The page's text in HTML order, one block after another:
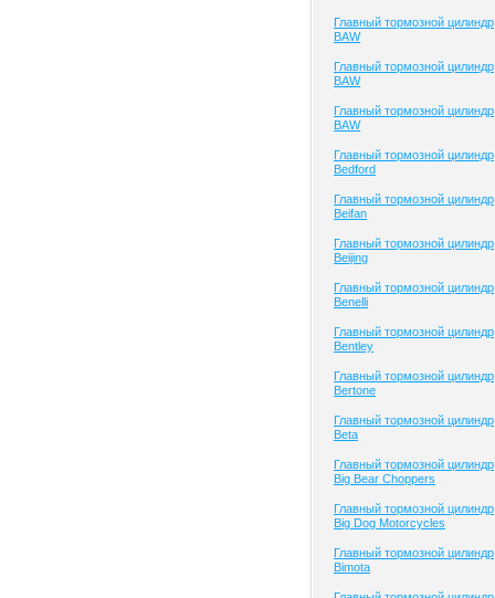
Главный тормозной цилиндр
BAW
Главный тормозной цилиндр
BAW
Главный тормозной цилиндр
BAW
Главный тормозной цилиндр
Bedford
Главный тормозной цилиндр
Beifan
Главный тормозной цилиндр
Beijing
Главный тормозной цилиндр
Benelli
Главный тормозной цилиндр
Bentley
Главный тормозной цилиндр
Bertone
Главный тормозной цилиндр
Beta
Главный тормозной цилиндр
Big Bear Choppers
Главный тормозной цилиндр
Big Dog Motorcycles
Главный тормозной цилиндр
Bimota